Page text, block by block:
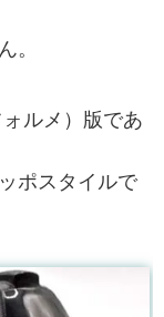
。
ルメ）版であ
ポスタイルで